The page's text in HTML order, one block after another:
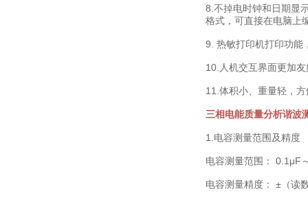
8.不掉电时钟和日期显
格式，可直接在电脑上
9. 热敏打印机打印功能
10.人机交互界面更加
11.体积小、重量轻，
三相电能质量分析谐波
1.电容测量范围及精度
电容测量范围： 0.1μF
电容测量精度： ±（读